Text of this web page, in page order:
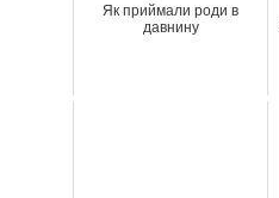
Як приймали роди в
давнину